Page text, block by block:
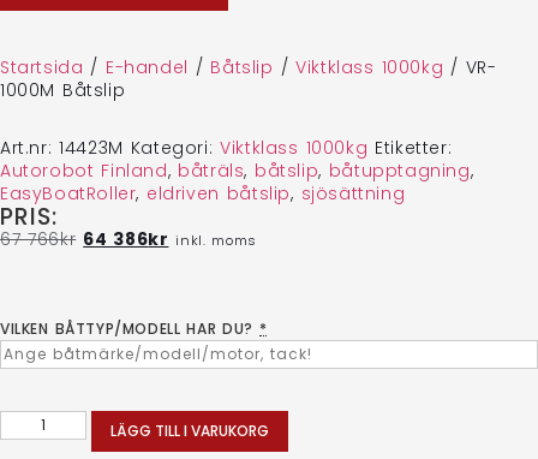
Startsida / E-handel / Båtslip /Viktklass 1000kg / VR-
1000M Båtslip
Art.nr:14423M Kategori:Viktklass 1000kg Etiketter:
Autorobot Finland, båträls, båtslip, båtupptagning,
EasyBoatRoller, eldriven båtslip, sjösättning
PRIS:
67 766kr 64 386kr inkl. moms
VILKEN BÅTTYP/MODELL HAR DU? *
LÄGG TILL I VARUKORG